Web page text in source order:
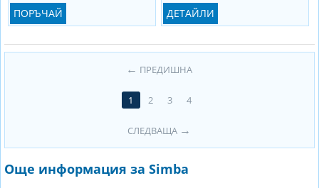
ПОРЪЧАЙ ДЕТАЙЛИ
ПРЕДИШНА
1 2 3 4
СЛЕДВАЩА
Още информация за Simba